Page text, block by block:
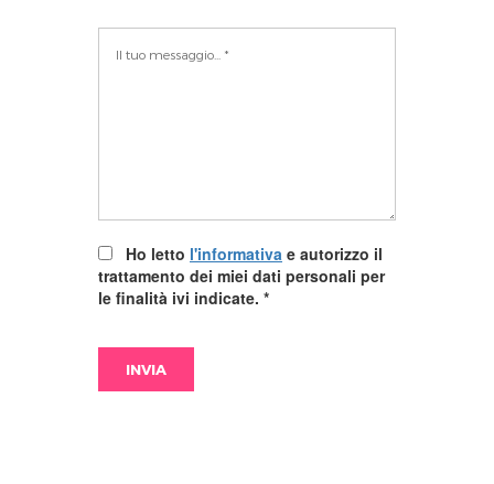
Ho letto l'informativa e autorizzo il
trattamento dei miei dati personali per
le finalità ivi indicate. *